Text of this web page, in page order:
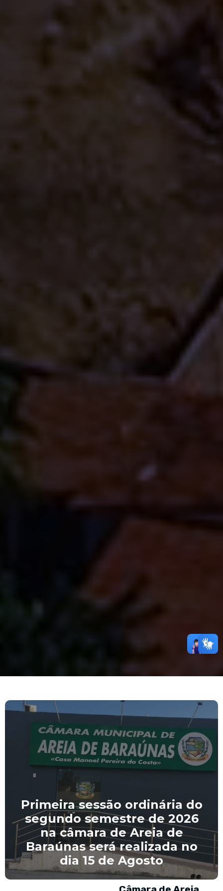
Primeira sessão ordinária do
segundo semestre de 2026
na câmara de Areia de
Baraúnas será realizada no
dia 15 de Agosto